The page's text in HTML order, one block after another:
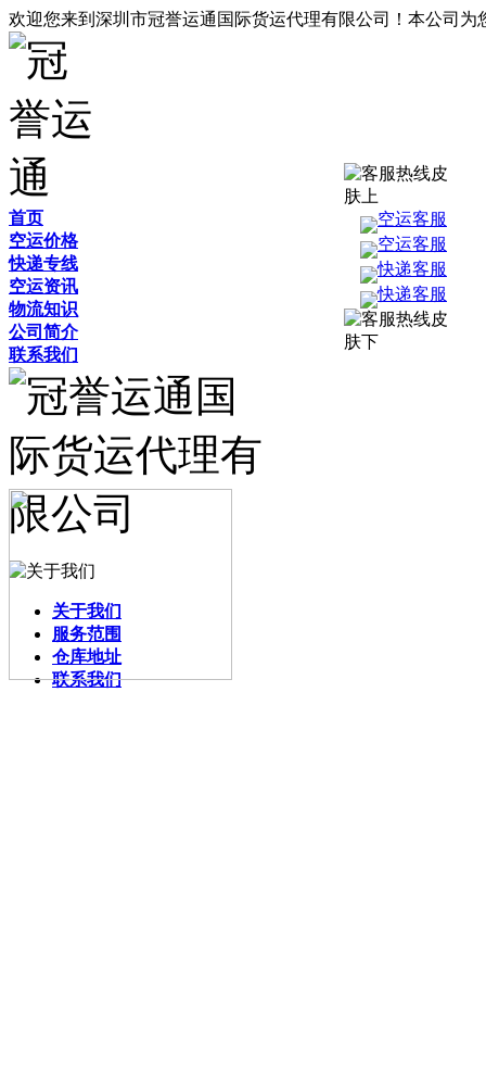
欢迎您来到深圳市冠誉运通国际货运代理有限公司！本公司
首页
空运价格
快递专线
空运资讯
物流知识
公司简介
联系我们
关于我们
服务范围
仓库地址
联系我们
空运客服
空运客服
快递客服
快递客服